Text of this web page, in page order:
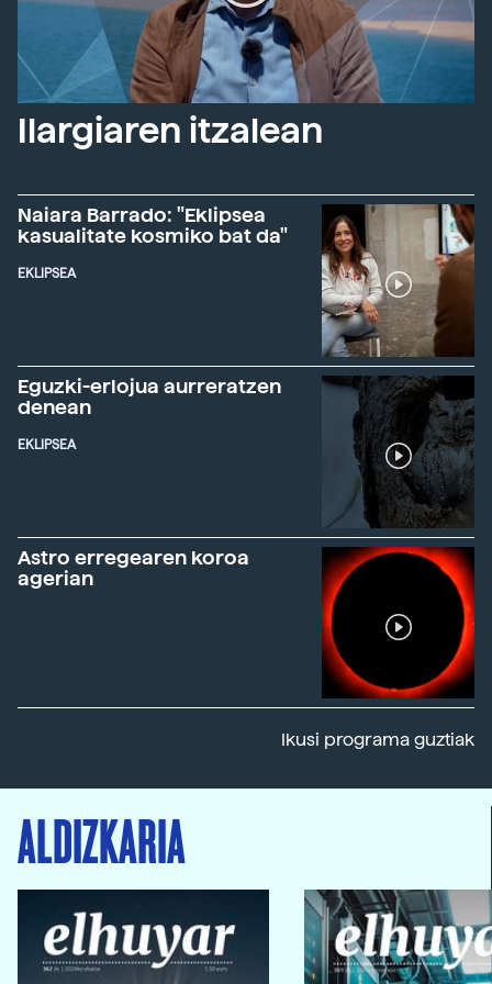
Ilargiaren itzalean
Naiara Barrado: "Eklipsea
kasualitate kosmiko bat da"
EKLIPSEA
Eguzki-erlojua aurreratzen
denean
EKLIPSEA
Astro erregearen koroa
agerian
Ikusi programa guztiak
ALDIZKARIA